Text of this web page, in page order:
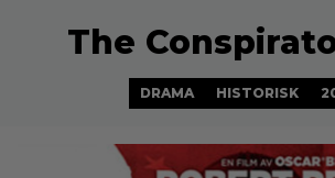
The
DRAMA HISTORISK